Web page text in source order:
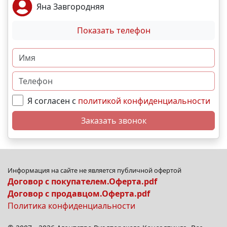
Яна Завгородняя
Показать телефон
Я согласен с политикой конфиденциальности
Заказать звонок
Информация на сайте не является публичной офертой
Договор с покупателем.Оферта.pdf
Договор с продавцом.Оферта.pdf
Политика конфиденциальности